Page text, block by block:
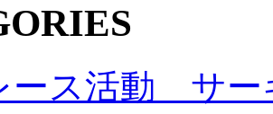
ース活動 サー